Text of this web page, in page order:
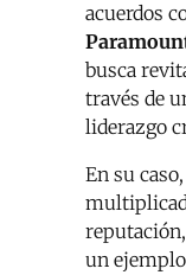
acuerdos
busca
través de
liderazgo
En su
un